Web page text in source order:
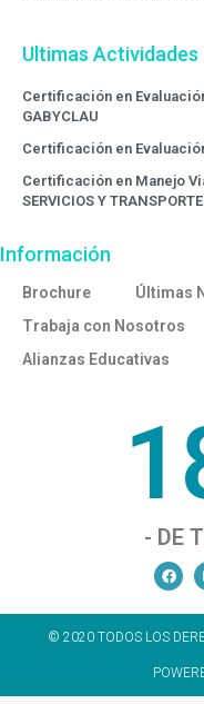
Ultimas Actividades
Certificación en
GABYCLAU
Certificación en
Certificación en Manejo
SERVICIOS Y
Información
Brochure
Últimas
Trabaja con Nosotros
Alianzas Educativas
- DE
© 2020 TODOS LOS